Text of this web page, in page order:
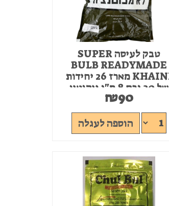
טבק לעיסה SUPER
BULB READYMADE
KHAINI מארז 26 יחידות
של 20 גרם 8 מ"ג ניקוטין
אזל המלאי
₪90
הוספה לעגלה